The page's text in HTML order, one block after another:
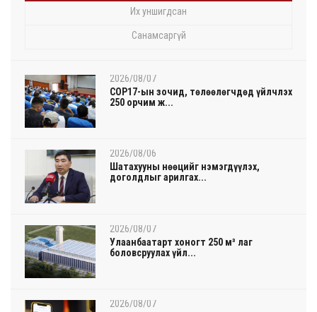
Их уншигдсан
Санамсаргүй
2026/08/07
COP17-ын зочид, төлөөлөгчдөд үйлчлэх
250 орчим ж...
2026/08/06
Шатахууны нөөцийг нэмэгдүүлэх,
доголдлыг арилгах...
2026/08/07
Улаанбаатарт хоногт 250 м³ лаг
боловсруулах үйл...
2026/08/07